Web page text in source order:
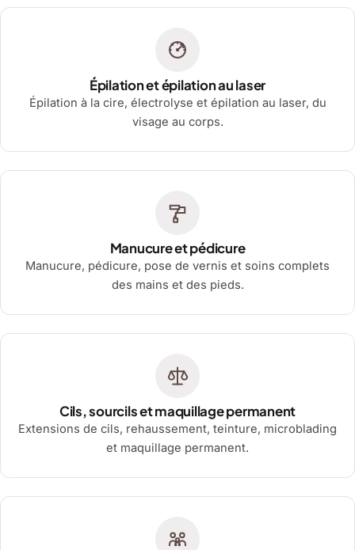
Épilation et épilation au laser
Épilation à la cire, électrolyse et épilation au laser, du
visage au corps.
Manucure et pédicure
Manucure, pédicure, pose de vernis et soins complets
des mains et des pieds.
Cils, sourcils et maquillage permanent
Extensions de cils, rehaussement, teinture, microblading
et maquillage permanent.